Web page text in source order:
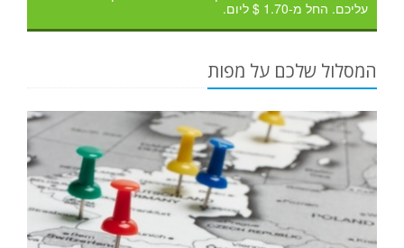
עליכם. החל מ-1.70 $ ליום.
המסלול שלכם על מפות